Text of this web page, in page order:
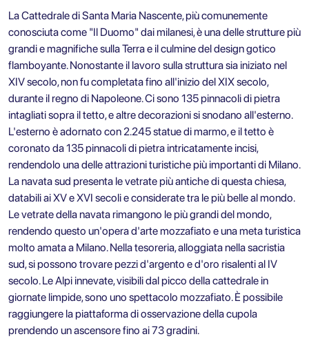
La Cattedrale di Santa Maria Nascente, più comunemente
conosciuta come "Il Duomo" dai milanesi, è una delle strutture più
grandi e magnifiche sulla Terra e il culmine del design gotico
flamboyante. Nonostante il lavoro sulla struttura sia iniziato nel
XIV secolo, non fu completata fino all'inizio del XIX secolo,
durante il regno di Napoleone. Ci sono 135 pinnacoli di pietra
intagliati sopra il tetto, e altre decorazioni si snodano all'esterno.
L'esterno è adornato con 2.245 statue di marmo, e il tetto è
coronato da 135 pinnacoli di pietra intricatamente incisi,
rendendolo una delle attrazioni turistiche più importanti di Milano.
La navata sud presenta le vetrate più antiche di questa chiesa,
databili ai XV e XVI secoli e considerate tra le più belle al mondo.
Le vetrate della navata rimangono le più grandi del mondo,
rendendo questo un'opera d'arte mozzafiato e una meta turistica
molto amata a Milano. Nella tesoreria, alloggiata nella sacristia
sud, si possono trovare pezzi d'argento e d'oro risalenti al IV
secolo. Le Alpi innevate, visibili dal picco della cattedrale in
giornate limpide, sono uno spettacolo mozzafiato. È possibile
raggiungere la piattaforma di osservazione della cupola
prendendo un ascensore fino ai 73 gradini.